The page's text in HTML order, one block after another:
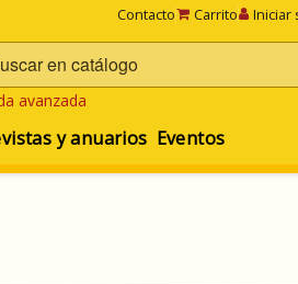
Contacto Carrito Iniciar
avanzada
y anuarios Eventos